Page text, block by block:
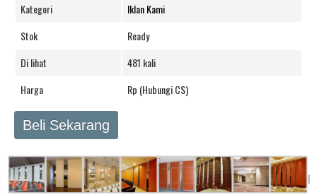
Kategori
Iklan Kami
Stok
Ready
Di lihat
481 kali
Harga
Rp (Hubungi CS)
Beli Sekarang